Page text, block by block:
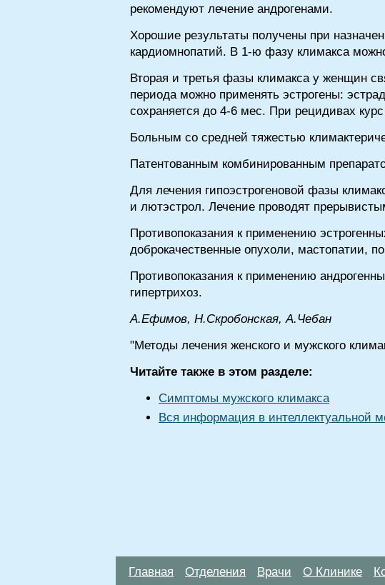
рекомендуют лечение андрогенами.
Хорошие результаты получены при
кардиомнопатий. В 1-ю фазу климакса
Вторая и третья фазы климакса у женщин
периода можно применять эстрогены:
сохраняется до 4-6 мес. При рецидивах
Больным со средней тяжестью
Патентованным комбинированным
Для лечения гипоэстрогеновой фазы
и лютэстрол. Лечение проводят
Противопоказания к применению
доброкачественные опухоли, мастопатии,
Противопоказания к применению
гипертрихоз.
А.Ефимов, Н.Скробонская, A.Чебан
"Методы лечения женского и мужского
Читайте также в этом разделе:
Симптомы мужского климакса
Вся информация в интеллектуальной
Главная Отделения Врачи О Клинике